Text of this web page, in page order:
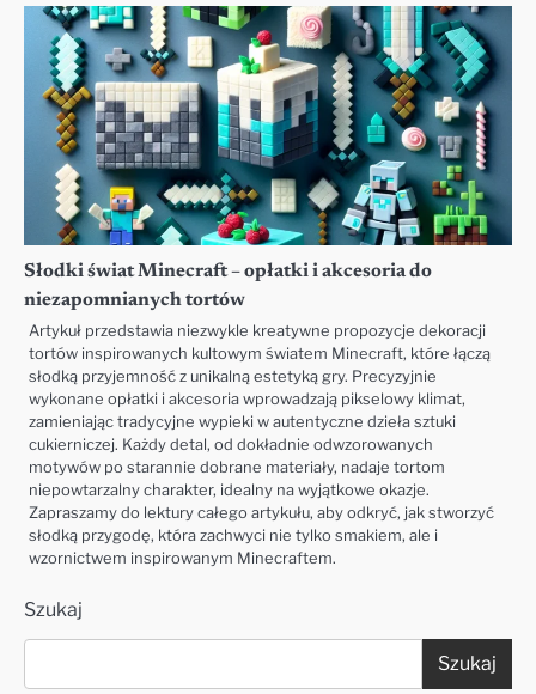
Słodki świat Minecraft – opłatki i akcesoria do
niezapomnianych tortów
Artykuł przedstawia niezwykle kreatywne propozycje dekoracji
tortów inspirowanych kultowym światem Minecraft, które łączą
słodką przyjemność z unikalną estetyką gry. Precyzyjnie
wykonane opłatki i akcesoria wprowadzają pikselowy klimat,
zamieniając tradycyjne wypieki w autentyczne dzieła sztuki
cukierniczej. Każdy detal, od dokładnie odwzorowanych
motywów po starannie dobrane materiały, nadaje tortom
niepowtarzalny charakter, idealny na wyjątkowe okazje.
Zapraszamy do lektury całego artykułu, aby odkryć, jak stworzyć
słodką przygodę, która zachwyci nie tylko smakiem, ale i
wzornictwem inspirowanym Minecraftem.
Szukaj
Szukaj